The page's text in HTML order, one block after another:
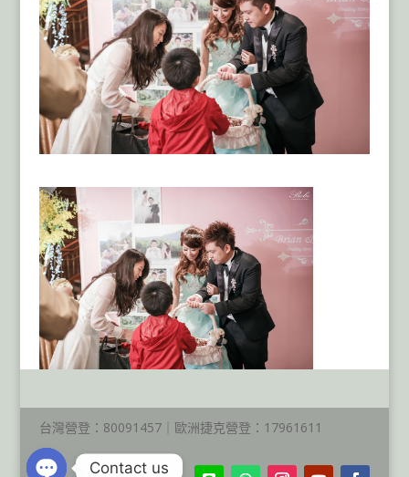
台灣營登：80091457｜歐洲捷克營登：17961611
Contact us